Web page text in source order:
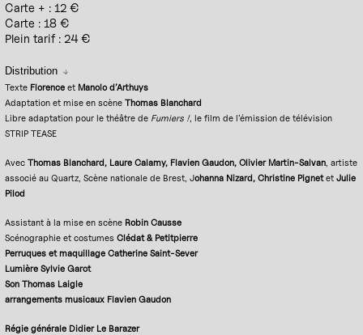
Carte + : 12 €
Carte : 18 €
Plein tarif : 24 €
Distribution
Texte Florence et Manolo d’Arthuys
Adaptation et mise en scèneThomas Blanchard
Libre adaptation pour le théâtre de Fumiers !, le film de l’émission de télévision
STRIP TEASE
AvecThomas Blanchard, Laure Calamy, Flavien Gaudon, Olivier Martin-Salvan, artiste
associé au Quartz, Scène nationale de Brest, Johanna Nizard, Christine PignetetJulie
Pilod
Assistant à la mise en scène Robin Causse
Scénographie et costumes Clédat & Petitpierre
Perruques et maquillageCatherine Saint-Sever
LumièreSylvie Garot
SonThomas Laigle
arrangements musicaux Flavien Gaudon
Régie générale Didier Le Barazer